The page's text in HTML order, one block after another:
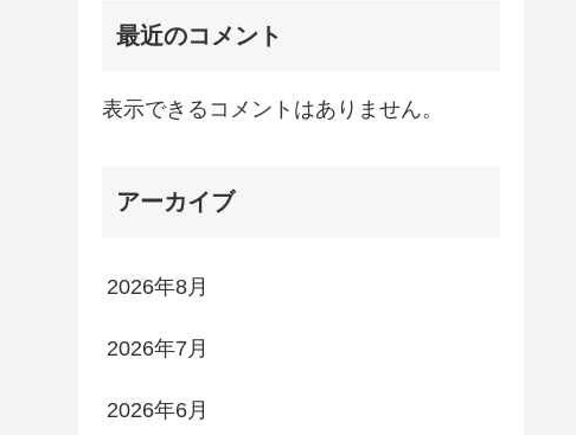
最近のコメント
表示できるコメントはありません。
アーカイブ
2026年8月
2026年7月
2026年6月